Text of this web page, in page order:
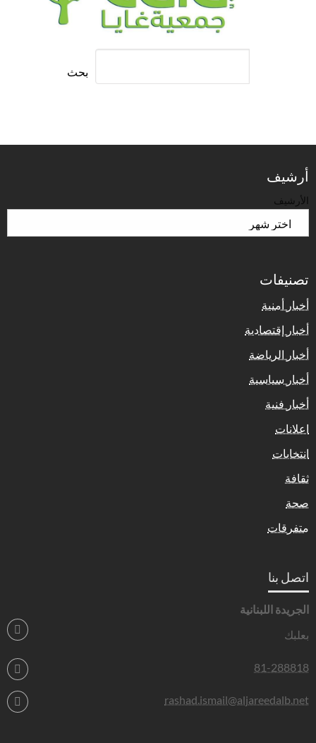
بحث
أرشيف
الأرشيف
تصنيفات
أخبار أمنية
أخبار إقتصادية
أخبار الرياضة
أخبار سياسية
أخبار فنية
اعلانات
انتخابات
ثقافة
صحة
متفرقات
اتصل بنا
الجريدة اللبنانية
بعلبك
81-288818
rashad.ismail@aljareedalb.net